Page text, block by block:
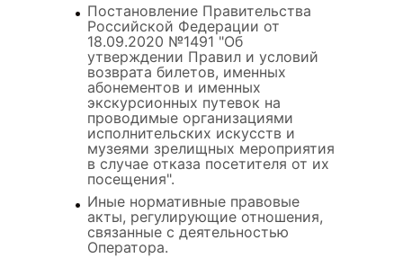
Постановление Правительства
Российской Федерации от
18.09.2020 №1491 "Об
утверждении Правил и условий
возврата билетов, именных
абонементов и именных
экскурсионных путевок на
проводимые организациями
исполнительских искусств и
музеями зрелищных мероприятия
в случае отказа посетителя от их
посещения".
Иные нормативные правовые
акты, регулирующие отношения,
связанные с деятельностью
Оператора.